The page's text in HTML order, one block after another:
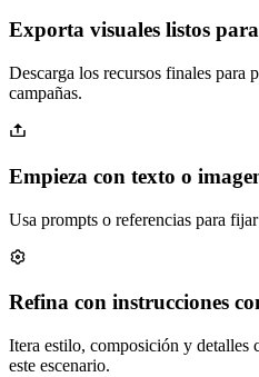
Exporta visuales listos
Descarga los recursos finales para
campañas.
Empieza con texto o
Usa prompts o referencias para
Refina con instrucciones
Itera estilo, composición y detalles
este escenario.